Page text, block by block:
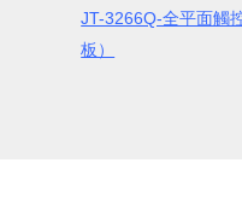
JT-3266Q-全平面觸
板）